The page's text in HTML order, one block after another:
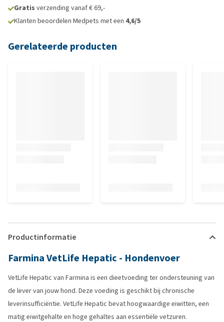
Gratis verzending vanaf € 69,-
Klanten beoordelen Medpets met een 4,6/5
Gerelateerde producten
Productinformatie
Farmina VetLife Hepatic - Hondenvoer
VetLife Hepatic van Farmina is een dieetvoeding ter ondersteuning van
de lever van jouw hond. Deze voeding is geschikt bij chronische
leverinsufficiëntie. VetLife Hepatic bevat hoogwaardige eiwitten, een
matig eiwitgehalte en hoge gehaltes aan essentiële vetzuren.